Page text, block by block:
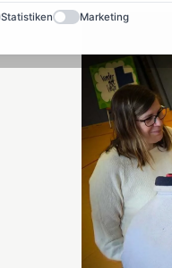
Statistiken Marketing